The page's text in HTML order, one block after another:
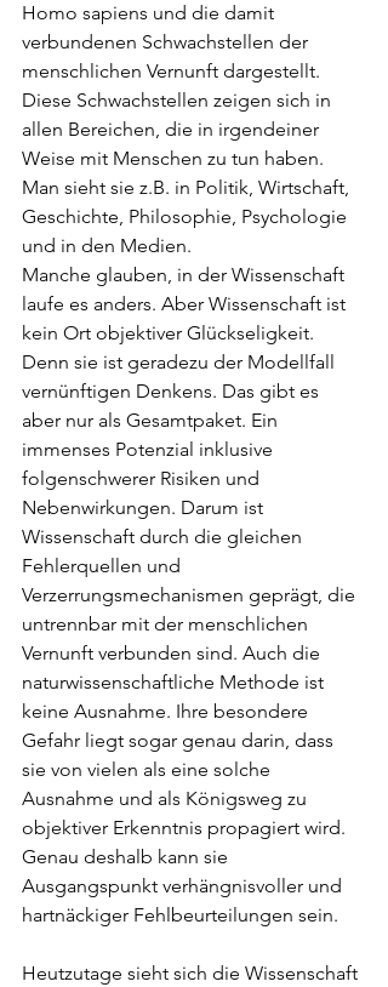
Homo sapiens und die damit
verbundenen Schwachstellen der
menschlichen Vernunft dargestellt.
Diese Schwachstellen zeigen sich in
allen Bereichen, die in irgendeiner
Weise mit Menschen zu tun haben.
Man sieht sie z.B. in Politik, Wirtschaft,
Geschichte, Philosophie, Psychologie
und in den Medien.
Manche glauben, in der Wissenschaft
laufe es anders. Aber Wissenschaft ist
kein Ort objektiver Glückseligkeit.
Denn sie ist geradezu der Modellfall
vernünftigen Denkens. Das gibt es
aber nur als Gesamtpaket. Ein
immenses Potenzial inklusive
folgenschwerer Risiken und
Nebenwirkungen. Darum ist
Wissenschaft durch die gleichen
Fehlerquellen und
Verzerrungsmechanismen geprägt, die
untrennbar mit der menschlichen
Vernunft verbunden sind. Auch die
naturwissenschaftliche Methode ist
keine Ausnahme. Ihre besondere
Gefahr liegt sogar genau darin, dass
sie von vielen als eine solche
Ausnahme und als Königsweg zu
objektiver Erkenntnis propagiert wird.
Genau deshalb kann sie
Ausgangspunkt verhängnisvoller und
hartnäckiger Fehlbeurteilungen sein.
Heutzutage sieht sich die Wissenschaft